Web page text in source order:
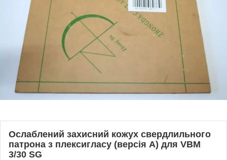
Ослаблений захисний кожух свердлильного
патрона з плексигласу (версія A) для VBM
3/30 SG